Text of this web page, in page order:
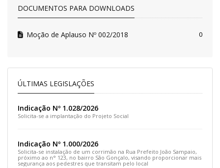
DOCUMENTOS PARA DOWNLOADS
Moção de Aplauso Nº 002/2018 0
ÚLTIMAS LEGISLAÇÕES
Indicação Nº 1.028/2026
Solicita-se a implantação do Projeto Social
Indicação Nº 1.000/2026
Solicita-se instalação de um corrimão na Rua Prefeito João Sampaio,
próximo ao n° 123, no bairro São Gonçalo, visando proporcionar mais
segurança aos pedestres que transitam pelo local